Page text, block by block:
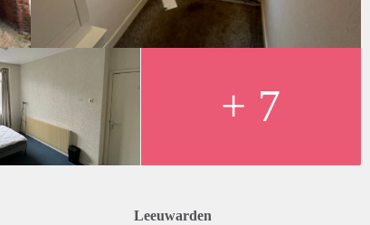
dan snel contact met ons op en wij plannen een
telefoonnummer achter. Let op: telefonisch plannen wij
+ 7
Leeuwarden